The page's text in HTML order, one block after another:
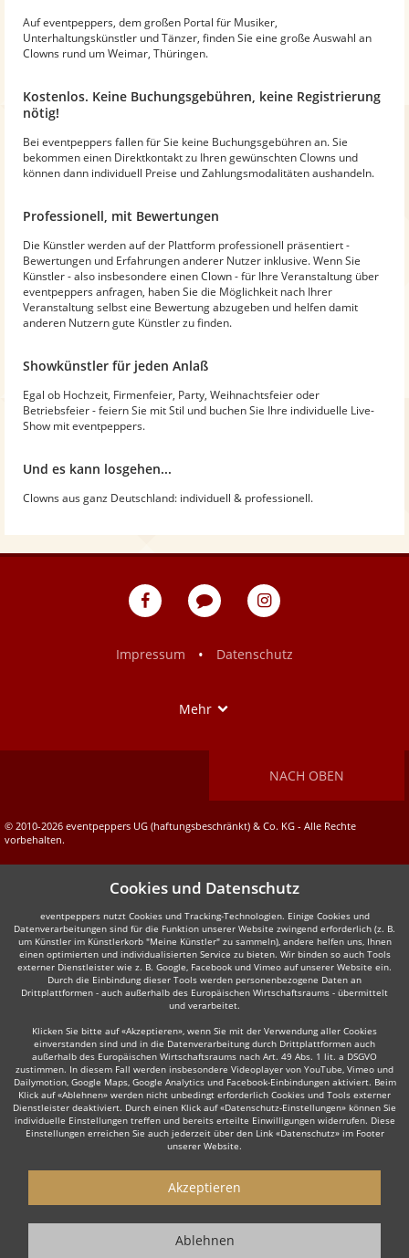
Auf eventpeppers, dem großen Portal für Musiker,
Unterhaltungskünstler und Tänzer, finden Sie eine große Auswahl an
Clowns rund um Weimar, Thüringen.
Kostenlos. Keine Buchungsgebühren, keine Registrierung
nötig!
Bei eventpeppers fallen für Sie keine Buchungsgebühren an. Sie
bekommen einen Direktkontakt zu Ihren gewünschten Clowns und
können dann individuell Preise und Zahlungsmodalitäten aushandeln.
Professionell, mit Bewertungen
Die Künstler werden auf der Plattform professionell präsentiert -
Bewertungen und Erfahrungen anderer Nutzer inklusive. Wenn Sie
Künstler - also insbesondere einen Clown - für Ihre Veranstaltung über
eventpeppers anfragen, haben Sie die Möglichkeit nach Ihrer
Veranstaltung selbst eine Bewertung abzugeben und helfen damit
anderen Nutzern gute Künstler zu finden.
Showkünstler für jeden Anlaß
Egal ob Hochzeit, Firmenfeier, Party, Weihnachtsfeier oder
Betriebsfeier - feiern Sie mit Stil und buchen Sie Ihre individuelle Live-
Show mit eventpeppers.
Und es kann losgehen...
Clowns aus ganz Deutschland: individuell & professionell.
eventpeppers
Blog
eventpeppers
Impressum
• Datenschutz
Mehr
NACH OBEN
© 2010-2026 eventpeppers UG (haftungsbeschränkt) & Co. KG - Alle Rechte
vorbehalten.
Cookies und Datenschutz
eventpeppers nutzt Cookies und Tracking-Technologien. Einige Cookies und
Datenverarbeitungen sind für die Funktion unserer Website zwingend erforderlich (z. B.
um Künstler im Künstlerkorb "Meine Künstler" zu sammeln), andere helfen uns, Ihnen
einen optimierten und individualisierten Service zu bieten. Wir binden so auch Tools
externer Dienstleister wie z. B. Google, Facebook und Vimeo auf unserer Website ein.
Durch die Einbindung dieser Tools werden personenbezogene Daten an
Drittplattformen - auch außerhalb des Europäischen Wirtschaftsraums - übermittelt
und verarbeitet.
Klicken Sie bitte auf «Akzeptieren», wenn Sie mit der Verwendung aller Cookies
einverstanden sind und in die Datenverarbeitung durch Drittplattformen auch
außerhalb des Europäischen Wirtschaftsraums nach Art. 49 Abs. 1 lit. a DSGVO
zustimmen. In diesem Fall werden insbesondere Videoplayer von YouTube, Vimeo und
Dailymotion, Google Maps, Google Analytics und Facebook-Einbindungen aktiviert. Beim
Klick auf «Ablehnen» werden nicht unbedingt erforderlich Cookies und Tools externer
Dienstleister deaktiviert. Durch einen Klick auf «Datenschutz-Einstellungen» können Sie
individuelle Einstellungen treffen und bereits erteilte Einwilligungen widerrufen. Diese
Einstellungen erreichen Sie auch jederzeit über den Link «Datenschutz» im Footer
unserer Website.
Akzeptieren
Ablehnen